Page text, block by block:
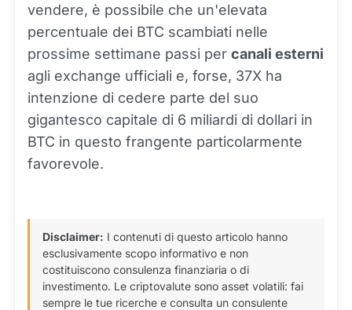
vendere, è possibile che un'elevata
percentuale dei BTC scambiati nelle
prossime settimane passi per canali esterni
agli exchange ufficiali e, forse, 37X ha
intenzione di cedere parte del suo
gigantesco capitale di 6 miliardi di dollari in
BTC in questo frangente particolarmente
favorevole.
Disclaimer: I contenuti di questo articolo hanno
esclusivamente scopo informativo e non
costituiscono consulenza finanziaria o di
investimento. Le criptovalute sono asset volatili: fai
sempre le tue ricerche e consulta un consulente